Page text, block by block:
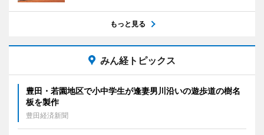
もっと見る
みん経トピックス
豊田・若園地区で小中学生が逢妻男川沿いの遊歩道の樹名
板を製作
豊田経済新聞